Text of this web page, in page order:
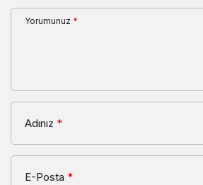
Yorumunuz *
Adınız *
E-Posta *